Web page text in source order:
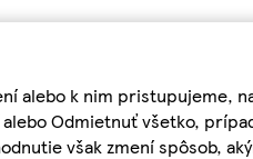
alebo k nim
Odmietnuť všetko,
však zmení spôsob,